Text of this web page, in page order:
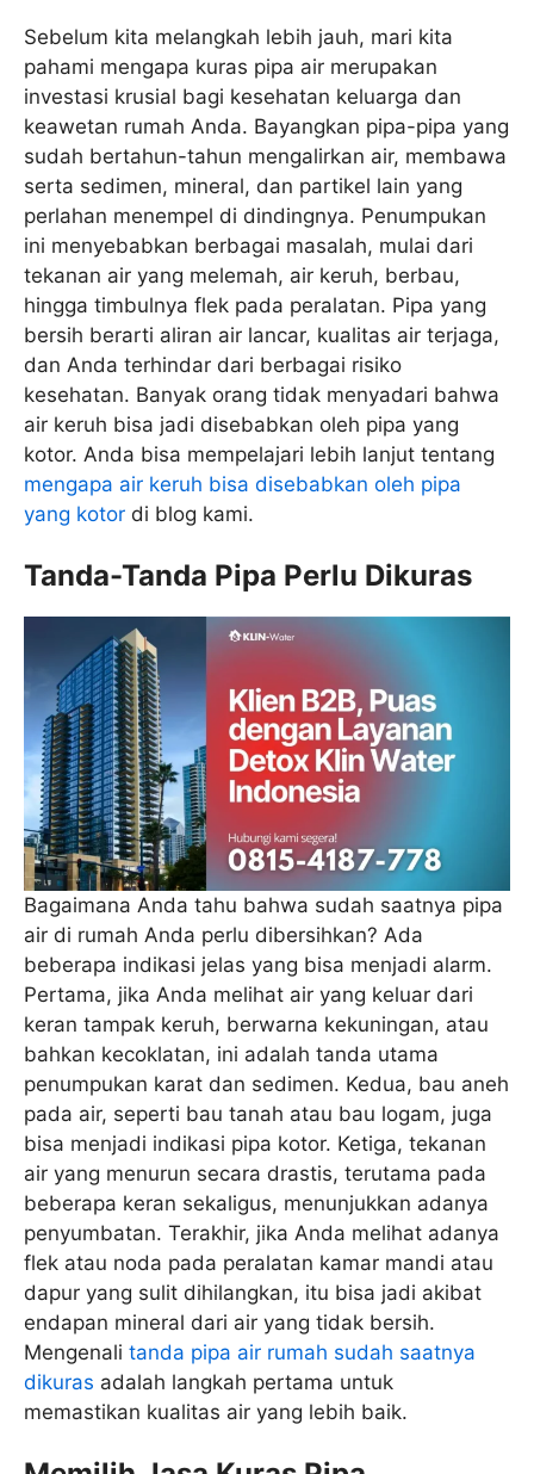
Sebelum kita melangkah lebih jauh, mari kita
pahami mengapa kuras pipa air merupakan
investasi krusial bagi kesehatan keluarga dan
keawetan rumah Anda. Bayangkan pipa-pipa yang
sudah bertahun-tahun mengalirkan air, membawa
serta sedimen, mineral, dan partikel lain yang
perlahan menempel di dindingnya. Penumpukan
ini menyebabkan berbagai masalah, mulai dari
tekanan air yang melemah, air keruh, berbau,
hingga timbulnya flek pada peralatan. Pipa yang
bersih berarti aliran air lancar, kualitas air terjaga,
dan Anda terhindar dari berbagai risiko
kesehatan. Banyak orang tidak menyadari bahwa
air keruh bisa jadi disebabkan oleh pipa yang
kotor. Anda bisa mempelajari lebih lanjut tentang
mengapa air keruh bisa disebabkan oleh pipa
yang kotor di blog kami.
Tanda-Tanda Pipa Perlu Dikuras
Bagaimana Anda tahu bahwa sudah saatnya pipa
air di rumah Anda perlu dibersihkan? Ada
beberapa indikasi jelas yang bisa menjadi alarm.
Pertama, jika Anda melihat air yang keluar dari
keran tampak keruh, berwarna kekuningan, atau
bahkan kecoklatan, ini adalah tanda utama
penumpukan karat dan sedimen. Kedua, bau aneh
pada air, seperti bau tanah atau bau logam, juga
bisa menjadi indikasi pipa kotor. Ketiga, tekanan
air yang menurun secara drastis, terutama pada
beberapa keran sekaligus, menunjukkan adanya
penyumbatan. Terakhir, jika Anda melihat adanya
flek atau noda pada peralatan kamar mandi atau
dapur yang sulit dihilangkan, itu bisa jadi akibat
endapan mineral dari air yang tidak bersih.
Mengenali tanda pipa air rumah sudah saatnya
dikuras adalah langkah pertama untuk
memastikan kualitas air yang lebih baik.